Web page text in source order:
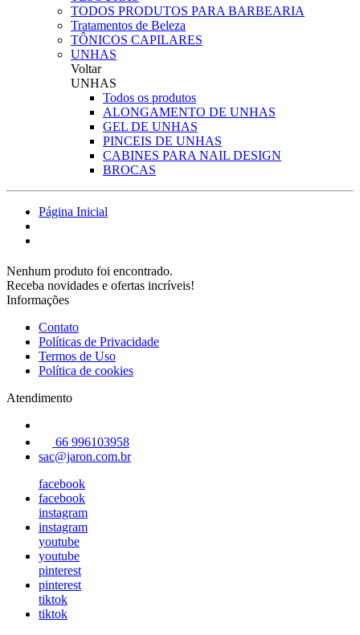
TODOS PRODUTOS PARA BARBEARIA
Tratamentos de Beleza
TÔNICOS CAPILARES
UNHAS
Voltar
UNHAS
Todos os produtos
ALONGAMENTO DE UNHAS
GEL DE UNHAS
PINCEIS DE UNHAS
CABINES PARA NAIL DESIGN
BROCAS
Página Inicial
Nenhum produto foi encontrado.
Receba novidades e ofertas incríveis!
Informações
Contato
Políticas de Privacidade
Termos de Uso
Política de cookies
Atendimento
66 996103958
sac@jaron.com.br
facebook
facebook
instagram
instagram
youtube
youtube
pinterest
pinterest
tiktok
tiktok